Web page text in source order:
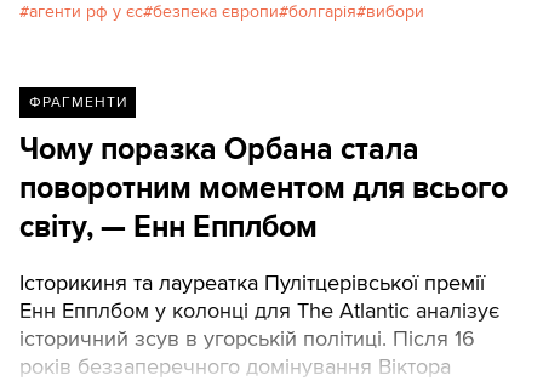
агенти рф у єс безпека європи болгарія вибори
ФРАГМЕНТИ
Чому поразка Орбана стала
поворотним моментом для всього
світу, — Енн Епплбом
Історикиня та лауреатка Пулітцерівської премії
Енн Епплбом у колонці для The Atlantic аналізує
історичний зсув в угорській політиці. Після 16
років беззаперечного домінування Віктора